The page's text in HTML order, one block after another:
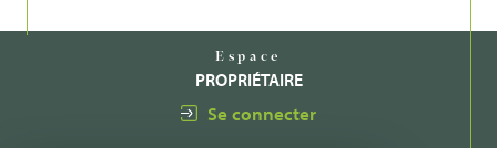
Espace
PROPRIÉTAIRE
Se connecter